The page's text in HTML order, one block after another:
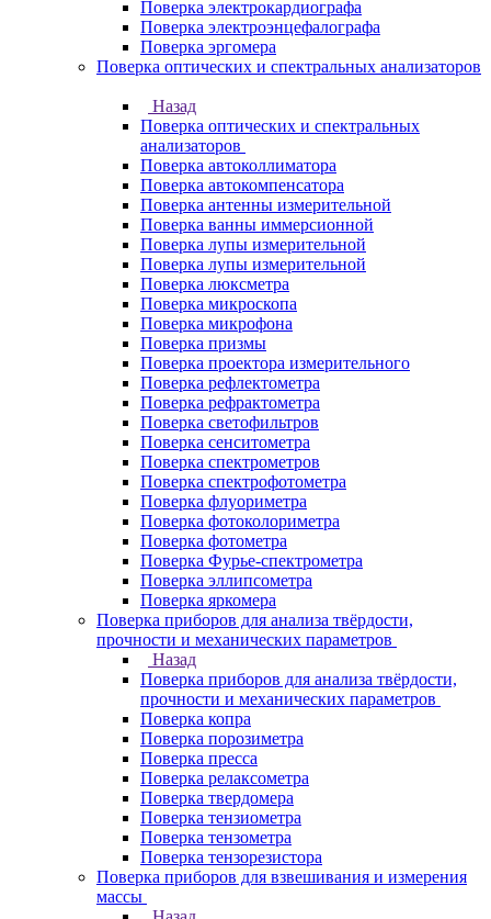
Поверка электрокардиографа
Поверка электроэнцефалографа
Поверка эргомера
Поверка оптических и спектральных анализаторов
Назад
Поверка оптических и спектральных
анализаторов
Поверка автоколлиматора
Поверка автокомпенсатора
Поверка антенны измерительной
Поверка ванны иммерсионной
Поверка лупы измерительной
Поверка лупы измерительной
Поверка люксметра
Поверка микроскопа
Поверка микрофона
Поверка призмы
Поверка проектора измерительного
Поверка рефлектометра
Поверка рефрактометра
Поверка светофильтров
Поверка сенситометра
Поверка спектрометров
Поверка спектрофотометра
Поверка флуориметра
Поверка фотоколориметра
Поверка фотометра
Поверка Фурье-спектрометра
Поверка эллипсометра
Поверка яркомера
Поверка приборов для анализа твёрдости,
прочности и механических параметров
Назад
Поверка приборов для анализа твёрдости,
прочности и механических параметров
Поверка копра
Поверка порозиметра
Поверка пресса
Поверка релаксометра
Поверка твердомера
Поверка тензиометра
Поверка тензометра
Поверка тензорезистора
Поверка приборов для взвешивания и измерения
массы